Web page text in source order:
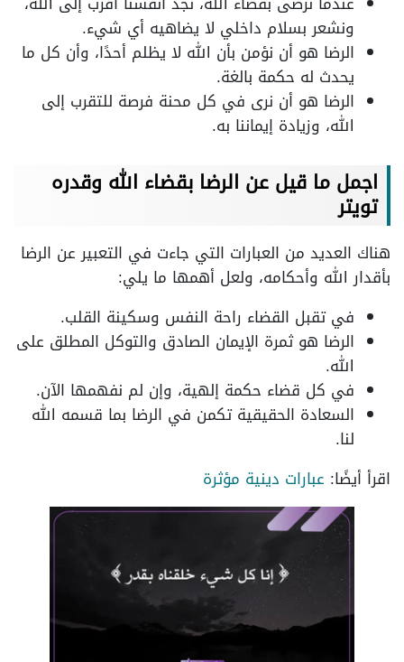
ونشعر بسلام داخلي لا يضاهيه أي شيء.
الرضا هو أن نؤمن بأن الله لا يظلم أحدًا، وأن كل ما
يحدث له حكمة بالغة.
الرضا هو أن نرى في كل محنة فرصة للتقرب إلى
الله، وزيادة إيماننا به.
اجمل ما قيل عن الرضا بقضاء الله وقدره
تويتر
هناك العديد من العبارات التي جاءت في التعبير عن الرضا
بأقدار الله وأحكامه، ولعل أهمها ما يلي:
في تقبل القضاء راحة النفس وسكينة القلب.
الرضا هو ثمرة الإيمان الصادق والتوكل المطلق على
الله.
في كل قضاء حكمة إلهية، وإن لم نفهمها الآن.
السعادة الحقيقية تكمن في الرضا بما قسمه الله
لنا.
اقرأ أيضًا: عبارات دينية مؤثرة